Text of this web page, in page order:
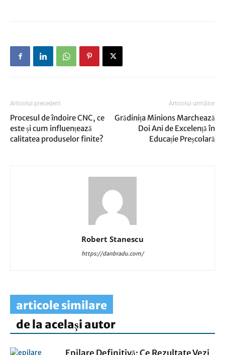
Articolul precedent
Procesul de îndoire CNC, ce
este și cum influențează
calitatea produselor finite?
Articolul următor
Grădinița Minions Marchează
Doi Ani de Excelență în
Educație Preșcolară
Robert Stanescu
https://danbradu.com/
articole similare
de la același autor